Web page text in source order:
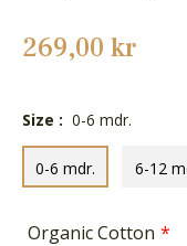
Normalpris
269,00 kr
Size : 0-6 mdr.
0-6 mdr. 6-12
Organic Cotton